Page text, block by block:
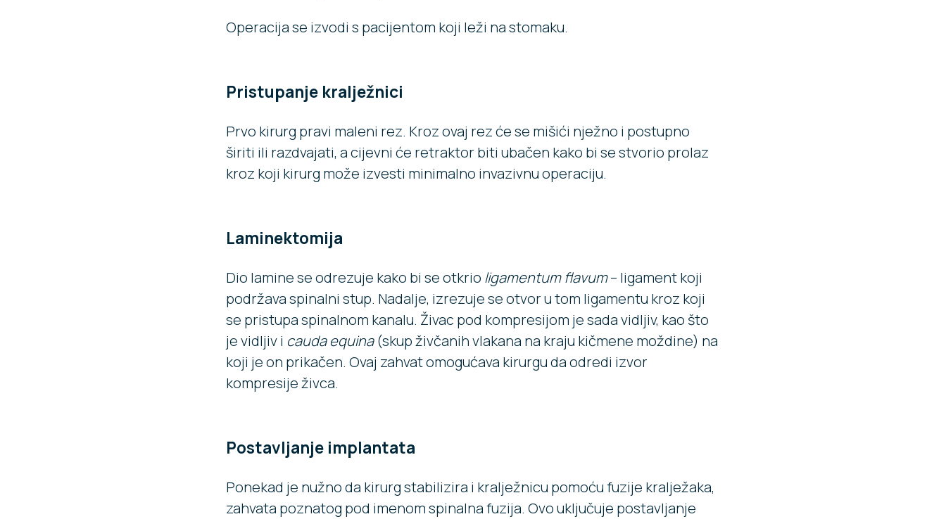
Operacija se izvodi s pacijentom koji leži na stomaku.
Pristupanje kralježnici
Prvo kirurg pravi maleni rez. Kroz ovaj rez će se mišići nježno i postupno
širiti ili razdvajati, a cijevni će retraktor biti ubačen kako bi se stvorio prolaz
kroz koji kirurg može izvesti minimalno invazivnu operaciju.
Laminektomija
Dio lamine se odrezuje kako bi se otkrio ligamentum flavum– ligament koji
podržava spinalni stup. Nadalje, izrezuje se otvor u tom ligamentu kroz koji
se pristupa spinalnom kanalu. Živac pod kompresijom je sada vidljiv, kao što
je vidljiv i cauda equina(skup živčanih vlakana na kraju kičmene moždine) na
koji je on prikačen. Ovaj zahvat omogućava kirurgu da odredi izvor
kompresije živca.
Postavljanje implantata
Ponekad je nužno da kirurg stabilizira i kralježnicu pomoću fuzije kralježaka,
zahvata poznatog pod imenom spinalna fuzija. Ovo uključuje postavljanje